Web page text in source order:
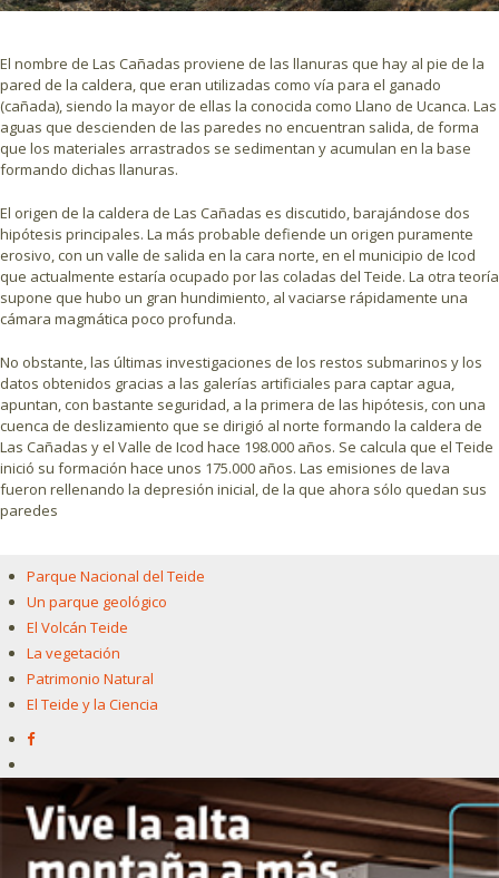
Parque Nacional del Teide
Un parque geológico
El Volcán Teide
La vegetación
Patrimonio Natural
El Teide y la Ciencia
El nombre de Las Cañadas proviene de las llanuras que hay al pie de la
pared de la caldera, que eran utilizadas como vía para el ganado
(cañada), siendo la mayor de ellas la conocida como Llano de Ucanca. Las
aguas que descienden de las paredes no encuentran salida, de forma
que los materiales arrastrados se sedimentan y acumulan en la base
formando dichas llanuras.
El origen de la caldera de Las Cañadas es discutido, barajándose dos
hipótesis principales. La más probable defiende un origen puramente
erosivo, con un valle de salida en la cara norte, en el municipio de Icod
que actualmente estaría ocupado por las coladas del Teide. La otra teoría
supone que hubo un gran hundimiento, al vaciarse rápidamente una
cámara magmática poco profunda.
No obstante, las últimas investigaciones de los restos submarinos y los
datos obtenidos gracias a las galerías artificiales para captar agua,
apuntan, con bastante seguridad, a la primera de las hipótesis, con una
cuenca de deslizamiento que se dirigió al norte formando la caldera de
Las Cañadas y el Valle de Icod hace 198.000 años. Se calcula que el Teide
inició su formación hace unos 175.000 años. Las emisiones de lava
fueron rellenando la depresión inicial, de la que ahora sólo quedan sus
paredes